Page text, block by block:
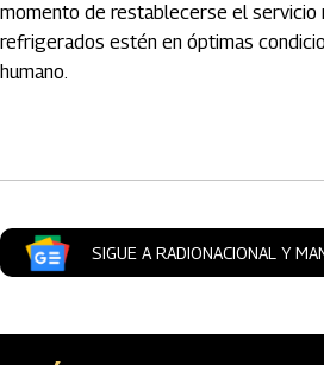
momento de restablecerse el servicio
refrigerados estén en óptimas
humano.
SIGUE A RADIONACIONAL Y